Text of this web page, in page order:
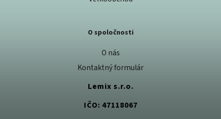
O spoločnosti
O nás
Kontaktný formulár
Lemix s.r.o.
IČO: 47118067